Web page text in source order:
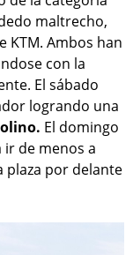
maltrecho,
KTM. Ambos han
con la
El sábado
logrando una
El domingo
ir de menos a
plaza por delante